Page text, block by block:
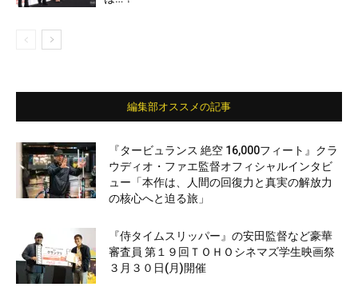
編集部オススメの記事
『タービュランス 絶空 16,000フィート』クラ
ウディオ・ファエ監督オフィシャルインタビ
ュー「本作は、人間の回復力と真実の解放力
の核心へと迫る旅」
『侍タイムスリッパー』の安田監督など豪華
審査員 第１９回ＴＯＨＯシネマズ学生映画祭
３月３０日(月)開催